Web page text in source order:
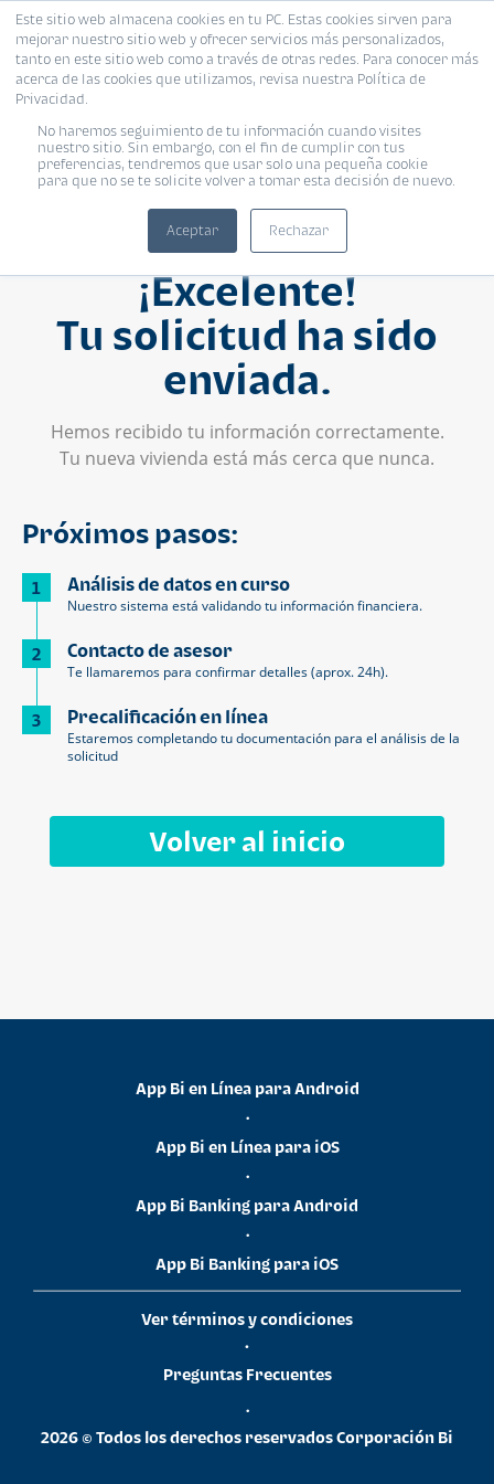
Este sitio web almacena cookies en tu PC. Estas cookies sirven para
mejorar nuestro sitio web y ofrecer servicios más personalizados,
tanto en este sitio web como a través de otras redes. Para conocer más
acerca de las cookies que utilizamos, revisa nuestra Política de
Privacidad.
No haremos seguimiento de tu información cuando visites
nuestro sitio. Sin embargo, con el fin de cumplir con tus
preferencias, tendremos que usar solo una pequeña cookie
para que no se te solicite volver a tomar esta decisión de nuevo.
Aceptar Rechazar
¡Excelente!
Tu solicitud ha sido
enviada.
Hemos recibido tu información correctamente.
Tu nueva vivienda está más cerca que nunca.
Próximos pasos:
1 Análisis de datos en curso
Nuestro sistema está validando tu información financiera.
2 Contacto de asesor
Te llamaremos para confirmar detalles (aprox. 24h).
3 Precalificación en línea
Estaremos completando tu documentación para el análisis de la
solicitud
Volver al inicio
App Bi en Línea para Android
•
App Bi en Línea para iOS
•
App Bi Banking para Android
•
App Bi Banking para iOS
Ver términos y condiciones
•
Preguntas Frecuentes
•
2026 © Todos los derechos reservados Corporación Bi